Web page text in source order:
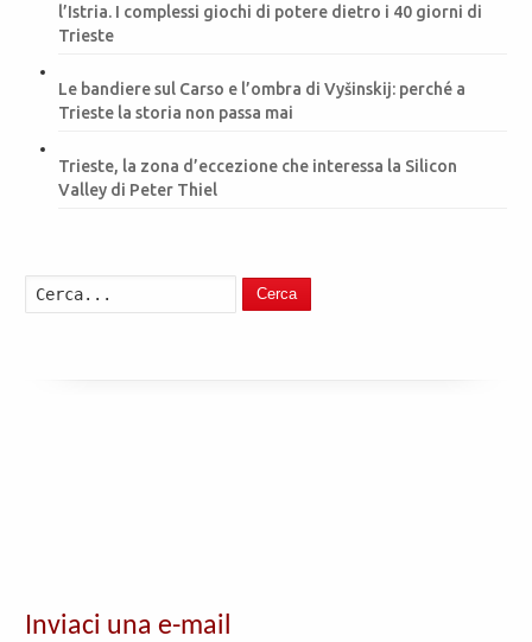
l’Istria. I complessi giochi di potere dietro i 40 giorni di
Trieste
Le bandiere sul Carso e l’ombra di Vyšinskij: perché a
Trieste la storia non passa mai
Trieste, la zona d’eccezione che interessa la Silicon
Valley di Peter Thiel
Cerca
Inviaci una e-mail